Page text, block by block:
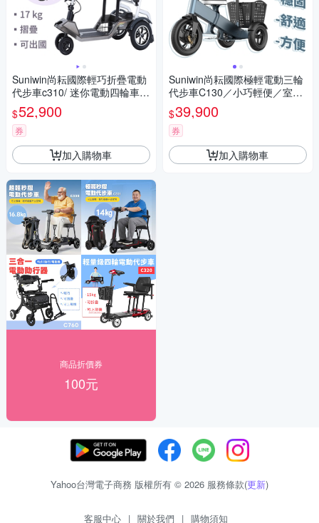
Suniwin尚耘國際輕巧折疊電動
代步車c310/ 迷你電動四輪車/
室內戶外出遊/ 國內外旅行
$52,900
券
加入購物車
商品折價券
100元
Suniwin尚耘國際極輕電動三輪
代步車C130／小巧輕便／室內
戶外出遊
$39,900
券
加入購物車
Yahoo台灣電子商務 版權所有 © 2026 服務條款(更新)
客服中心 | 關於我們 | 購物須知